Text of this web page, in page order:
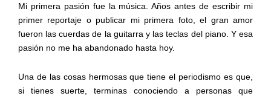
Mi primera pasión fue la música. Años antes de escribir mi
primer reportaje o publicar mi primera foto, el gran amor
fueron las cuerdas de la guitarra y las teclas del piano. Y esa
pasión no me ha abandonado hasta hoy.
Una de las cosas hermosas que tiene el periodismo es que,
si tienes suerte, terminas conociendo a personas que